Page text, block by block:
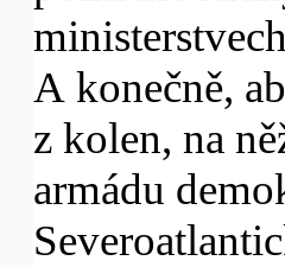
A konečně,
z kolen, na
armádu